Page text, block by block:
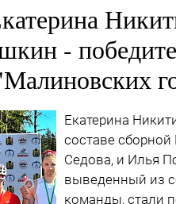
-
Екатерина
составе сборной
Седова, и Илья
выведенный из
команды, стали